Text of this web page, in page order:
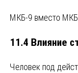
МКБ-9 вместо
11.4 Влияние
Человек под